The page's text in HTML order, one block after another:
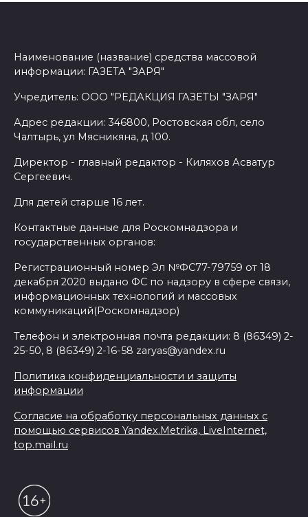
Наименование (название) средства массовой
информации: ГАЗЕТА "ЗАРЯ"
Учредитель: ООО "РЕДАКЦИЯ ГАЗЕТЫ "ЗАРЯ"
Адрес редакции: 346800, Ростовская обл, село
Чалтырь, ул Мясникяна, д 100.
Директор - главный редактор - Киляхов Асватур
Сергеевич.
Для детей старше 16 лет.
Контактные данные для Роскомнадзора и
государственных органов:
Регистрационный номер Эл №ФС77-79759 от 18
декабря 2020 выдано ФС по надзору в сфере связи,
информационных технологий и массовых
коммуникаций(Роскомнадзор)
Телефон и электронная почта редакции: 8 (86349) 2-
25-50, 8 (86349) 2-16-58 zaryas@yandex.ru
Политика конфиденциальности и защиты
информации
Согласие на обработку персональных данных с
помощью сервисов Yandex.Metrika, LiveInternet,
top.mail.ru